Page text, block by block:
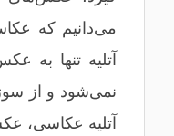
می‌دانیم که
آتلیه تنها به
نمی‌شود و از
آتلیه عکاسی،